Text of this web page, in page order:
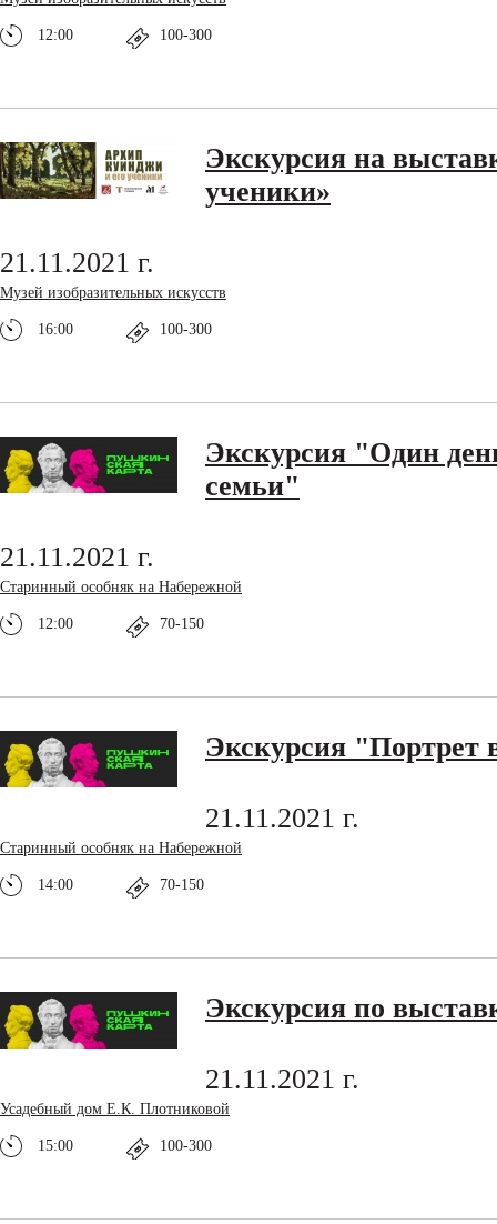
12:00 100-300
Экскурсия на
ученики»
21.11.2021 г.
Музей изобразительных искусств
16:00 100-300
Экскурсия "Один
семьи"
21.11.2021 г.
Старинный особняк на Набережной
12:00 70-150
Экскурсия "Портрет
21.11.2021 г.
Старинный особняк на Набережной
14:00 70-150
Экскурсия по
21.11.2021 г.
Усадебный дом Е.К. Плотниковой
15:00 100-300